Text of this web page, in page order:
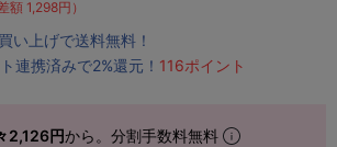
額 1,298円）
い上げで送料無料！
連携済みで2%還元！ 116ポイント
2,126円から。分割手数料無料